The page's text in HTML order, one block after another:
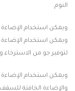
النوم.
ويمكن استخدام الإضاءة
ويمكن استخدام الإضاءة
لتوفير جو من الاسترخاء
ويمكن استخدام الإضاءة
والإضاءة الخافتة